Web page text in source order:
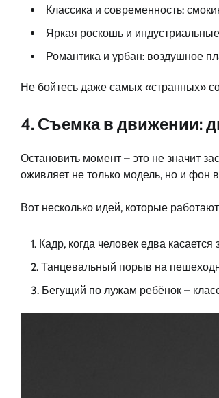
Классика и современность:
Яркая роскошь и
Романтика и урбан: воздушное
Не бойтесь даже самых «странных»
4. Съемка в движении:
Остановить момент – это не значит
оживляет не только модель, но и фон
Вот несколько идей, которые
Кадр, когда человек едва
Танцевальный порыв на
Бегущий по лужам ребёнок –